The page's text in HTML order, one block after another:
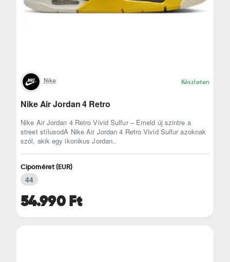
Nike Készleten
Nike Air Jordan 4 Retro
Nike Air Jordan 4 Retro Vivid Sulfur – Emeld új szintre a
street stílusodA Nike Air Jordan 4 Retro Vivid Sulfur azoknak
szól, akik egy ikonikus Jordan..
54.990 Ft
Cipőméret (EUR)
44